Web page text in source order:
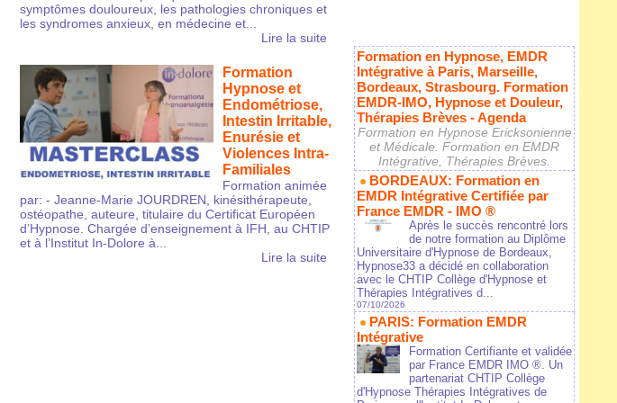
symptômes douloureux, les pathologies chroniques et
les syndromes anxieux, en médecine et...
Lire la suite
Formation
Hypnose et
Endométriose,
Intestin Irritable,
Enurésie et
Violences Intra-
Familiales
Formation animée
par: - Jeanne-Marie JOURDREN, kinésithérapeute,
ostéopathe, auteure, titulaire du Certificat Européen
d’Hypnose. Chargée d’enseignement à IFH, au CHTIP
et à l’Institut In-Dolore à...
Lire la suite
Formation en Hypnose, EMDR
Intégrative à Paris, Marseille,
Bordeaux, Strasbourg. Formation
EMDR-IMO, Hypnose et Douleur,
Thérapies Brèves - Agenda
Formation en Hypnose Ericksonienne
et Médicale. Formation en EMDR
Intégrative, Thérapies Brèves.
BORDEAUX: Formation en
EMDR Intégrative Certifiée par
France EMDR - IMO ®
Après le succès rencontré lors
de notre formation au Diplôme
Universitaire d'Hypnose de Bordeaux,
Hypnose33 a décidé en collaboration
avec le CHTIP Collège d'Hypnose et
Thérapies Intégratives d...
07/10/2026
PARIS: Formation EMDR
Intégrative
Formation Certifiante et validée
par France EMDR IMO ®. Un
partenariat CHTIP Collège
d'Hypnose Thérapies Intégratives de